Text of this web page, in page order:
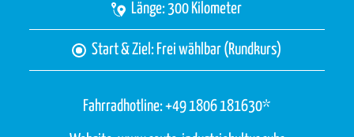
Länge: 300 Kilometer
Start & Ziel: Frei wählbar (Rundkurs)
Fahrradhotline: +49 1806 181630*